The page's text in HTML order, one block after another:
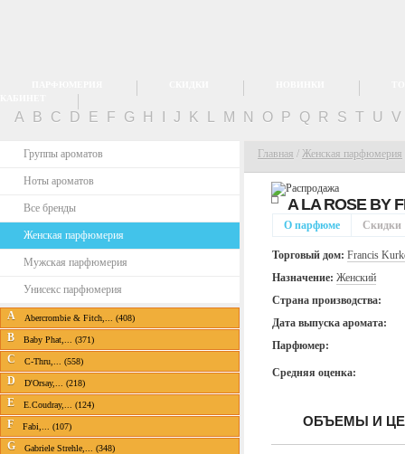
A B C D E F G H J K M N O P Q R S T U V
Группы ароматов
Ноты ароматов
Все бренды
Женская парфюмерия
Мужская парфюмерия
Унисекс парфюмерия
A Abercrombie & Fitch,... (408)
B Baby Phat,... (371)
C C-Thru,... (558)
D D'Orsay,... (218)
E E.Coudray,... (124)
F Fabi,... (107)
G Gabriele Strehle,... (348)
Главная / Женская парфюмерия
A LA ROSE BY
О парфюме
Торговый дом: Francis
Назначение: Женский
Страна производства:
Дата выпуска аромата:
Парфюмер:
Средняя оценка:
Скидки
ОБЪЕМЫ И